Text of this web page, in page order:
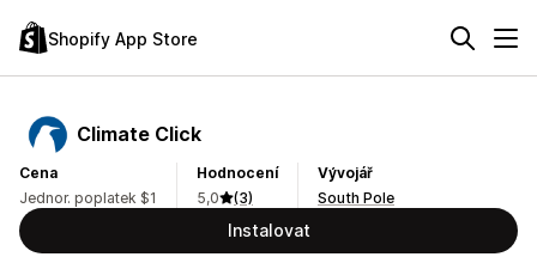
Shopify App Store
Climate Click
Cena
Jednor. poplatek $1
Hodnocení
5,0
(3)
Vývojář
South Pole
Instalovat